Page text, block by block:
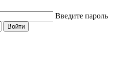
Введите пароль
Войти